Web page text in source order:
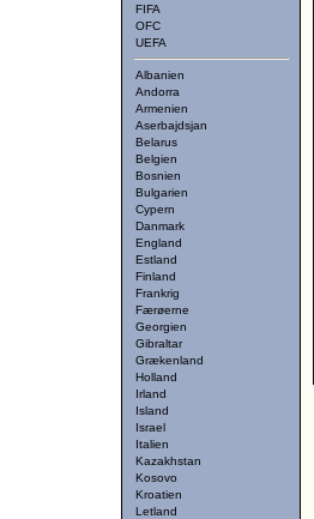
FIFA
OFC
UEFA
Albanien
Andorra
Armenien
Aserbajdsjan
Belarus
Belgien
Bosnien
Bulgarien
Cypern
Danmark
England
Estland
Finland
Frankrig
Færøerne
Georgien
Gibraltar
Grækenland
Holland
Irland
Island
Israel
Italien
Kazakhstan
Kosovo
Kroatien
Letland